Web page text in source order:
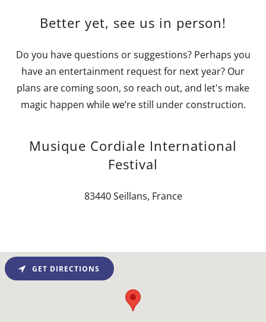
Better yet, see us in person!
Do you have questions or suggestions? Perhaps you
have an entertainment request for next year? Our
plans are coming soon, so reach out, and let's make
magic happen while we’re still under construction.
Musique Cordiale International
Festival
83440 Seillans, France
GET DIRECTIONS